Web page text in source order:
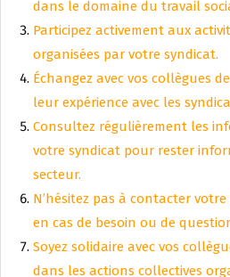
dans le domaine du travail
Participez activement aux
organisées par votre syndicat.
Échangez avec vos collègues
leur expérience avec les
Consultez régulièrement les
votre syndicat pour rester
secteur.
N’hésitez pas à contacter
en cas de besoin ou de
Soyez solidaire avec vos
dans les actions collectives